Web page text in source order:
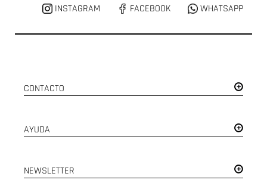
INSTAGRAM
FACEBOOK WHATSAPP
CONTACTO
AYUDA
NEWSLETTER